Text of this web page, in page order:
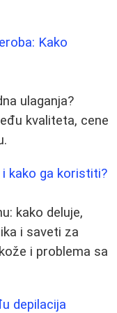
Kako
ulaganja?
kvaliteta, cene
i kako ga koristiti?
kako deluje,
i saveti za
i problema sa
depilacija